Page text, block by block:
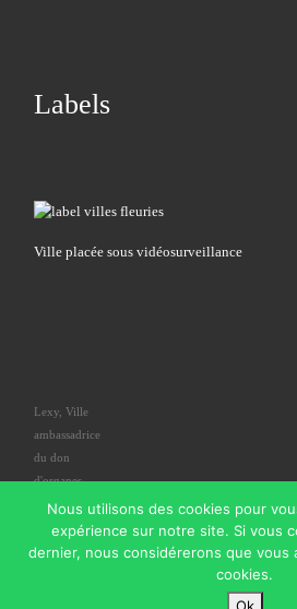
Labels
Ville placée sous vidéosurveillance
Lexy, Ville
ambassadrice
du don
d'organes
Commune de Lexy–
– Réalisé avec the
Nous utilisons des cookies pour
expérience sur notre site. Si vous
dernier, nous considérerons que vous
cookies.